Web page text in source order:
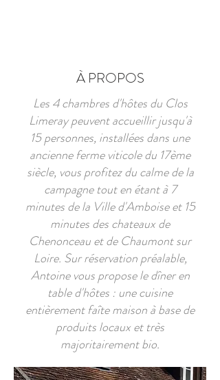
À PROPOS
Les 4 chambres d'hôtes du Clos
Limeray peuvent accueillir jusqu'à
15 personnes, installées dans une
ancienne ferme viticole du 17ème
siècle, vous profitez du calme de la
campagne tout en étant à 7
minutes de la Ville d'Amboise et 15
minutes des chateaux de
Chenonceau et de Chaumont sur
Loire. Sur réservation préalable,
Antoine vous propose le dîner en
table d'hôtes : une cuisine
entièrement faîte maison à base de
produits locaux et très
majoritairement bio.